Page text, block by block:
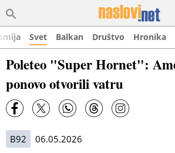
Svet Balkan Društvo Hronika
Poleteo "Super Hornet":
ponovo otvorili vatru
B92 06.05.2026